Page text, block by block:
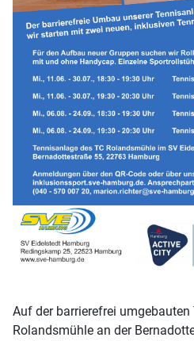
Auf der barrierefrei umgebauten
Rolandsmühle an der